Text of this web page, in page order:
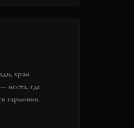
храм
места, где
гармонии.